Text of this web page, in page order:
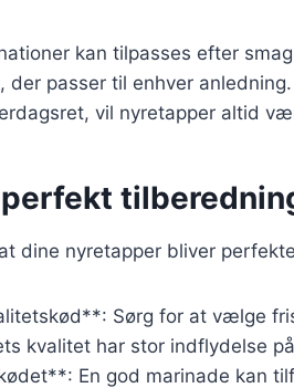
kan tilpasses efter
der passer til enhver
vil nyretapper altid
dine nyretapper bliver
Sørg for at vælge
kvalitet har stor indflydelse
En god marinade kan